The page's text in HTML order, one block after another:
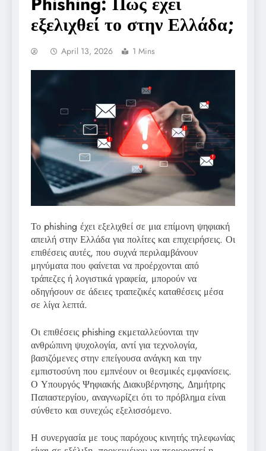
εξελιχθεί το στην Ελλάδα;
April 13, 2026 1 Mins
Το phishing έχει εξελιχθεί σε μια επίμονη ψηφιακή
απειλή στην Ελλάδα για πολίτες και επιχειρήσεις. Οι
επιθέσεις αυτές, που συχνά περιλαμβάνουν
μηνύματα που φαίνεται να προέρχονται από
τράπεζες ή λογιστικά γραφεία, μπορούν να
οδηγήσουν σε άδειες τραπεζικές καταθέσεις μέσα
σε λίγα λεπτά.
Οι επιθέσεις phishing εκμεταλλεύονται την
ανθρώπινη ψυχολογία, αντί για τεχνολογία,
βασιζόμενες στην επείγουσα ανάγκη και την
εμπιστοσύνη που εμπνέουν οι θεσμικές εμφανίσεις.
Ο Υπουργός Ψηφιακής Διακυβέρνησης, Δημήτρης
Παπαστεργίου, αναγνωρίζει ότι το πρόβλημα είναι
σύνθετο και συνεχώς εξελισσόμενο.
Η συνεργασία με τους παρόχους κινητής τηλεφωνίας